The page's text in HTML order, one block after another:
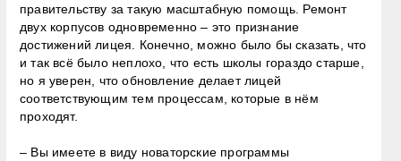
правительству за такую масштабную помощь. Ремонт
двух корпусов одновременно – это признание
достижений лицея. Конечно, можно было бы сказать, что
и так всё было неплохо, что есть школы гораздо старше,
но я уверен, что обновление делает лицей
соответствующим тем процессам, которые в нём
проходят.
– Вы имеете в виду новаторские программы